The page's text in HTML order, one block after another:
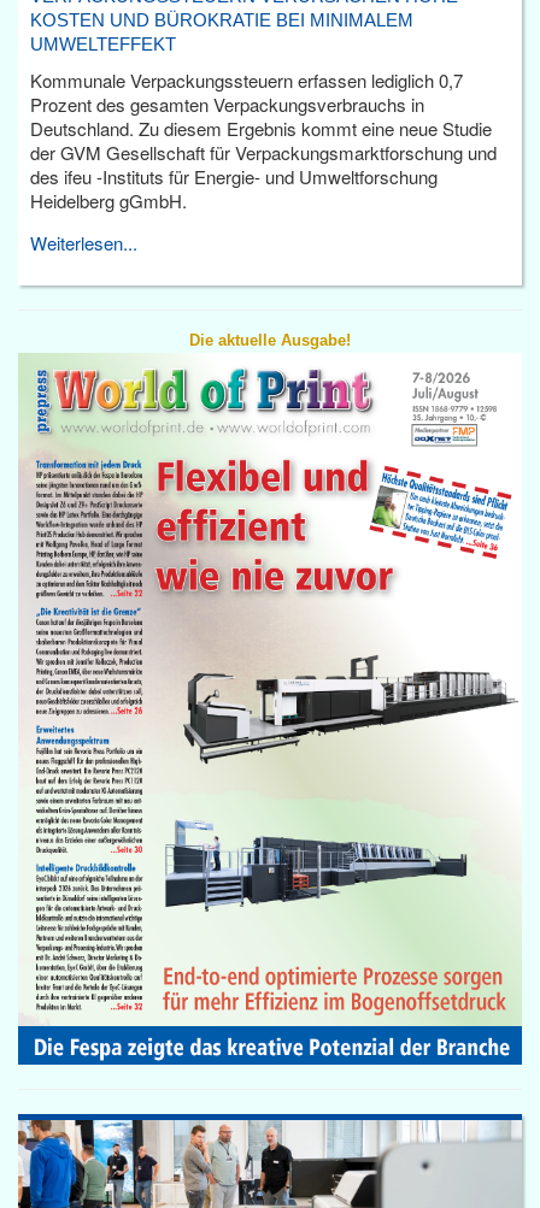
KOSTEN UND BÜROKRATIE BEI MINIMALEM
UMWELTEFFEKT
Kommunale Verpackungssteuern erfassen lediglich 0,7
Prozent des gesamten Verpackungsverbrauchs in
Deutschland. Zu diesem Ergebnis kommt eine neue Studie
der GVM Gesellschaft für Verpackungsmarktforschung und
des ifeu -Instituts für Energie- und Umweltforschung
Heidelberg gGmbH.
Weiterlesen...
Die aktuelle Ausgabe!